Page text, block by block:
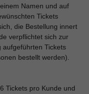
Namen und auf
Tickets
die Bestellung innert
verpflichtet sich zur
aufgeführten Tickets
bestellt werden).
Tickets pro Kunde und